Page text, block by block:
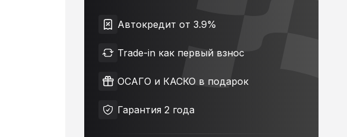
Автокредит от 3.9%
Trade-in как первый взнос
ОСАГО и КАСКО в подарок
Гарантия 2 года